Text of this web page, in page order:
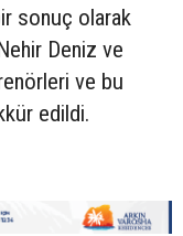
sonuç olarak
Deniz ve
ve bu
edildi.